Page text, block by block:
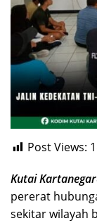
Post Views:
Kutai
pererat
sekitar wilayah